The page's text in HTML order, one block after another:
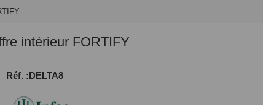
intérieur FORTIFY
Réf. :DELTA8